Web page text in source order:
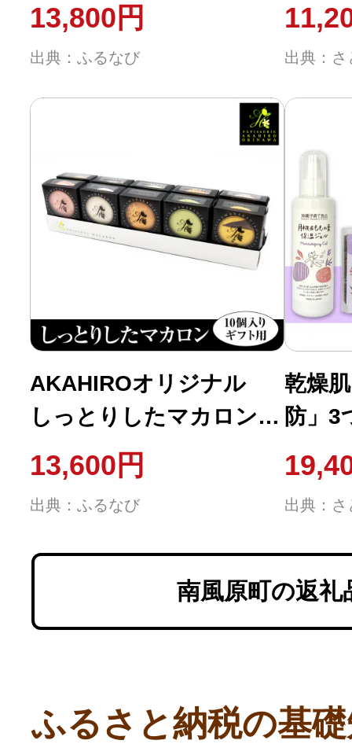
13,800円
出典：ふるなび 出典：さ
AKAHIROオリジナル
しっとりしたマカロン
10個入り(ギフト用)
13,600円
出典：ふるなび
乾燥
防」3
ト
い
出典：さ
南風原町の返礼
ふるさと納税の基